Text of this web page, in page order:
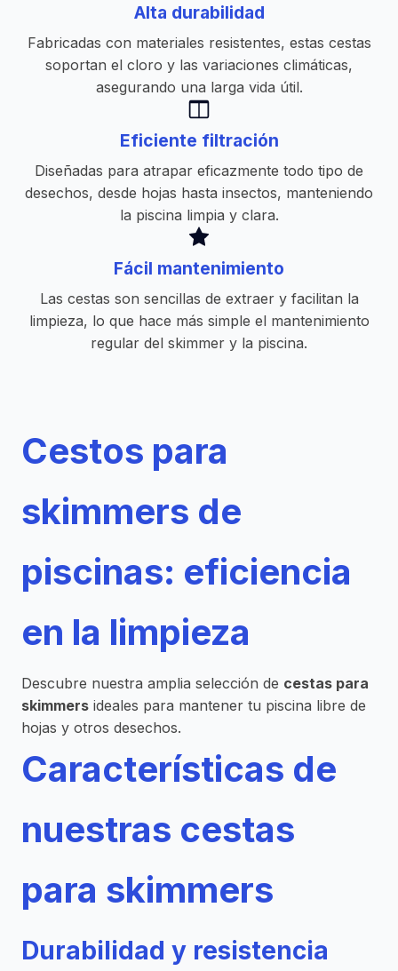
Alta durabilidad
Fabricadas con materiales resistentes, estas cestas
soportan el cloro y las variaciones climáticas,
asegurando una larga vida útil.
Eficiente filtración
Diseñadas para atrapar eficazmente todo tipo de
desechos, desde hojas hasta insectos, manteniendo
la piscina limpia y clara.
Fácil mantenimiento
Las cestas son sencillas de extraer y facilitan la
limpieza, lo que hace más simple el mantenimiento
regular del skimmer y la piscina.
Cestos para
skimmers de
piscinas: eficiencia
en la limpieza
Descubre nuestra amplia selección de cestas para
skimmers ideales para mantener tu piscina libre de
hojas y otros desechos.
Características de
nuestras cestas
para skimmers
Durabilidad y resistencia